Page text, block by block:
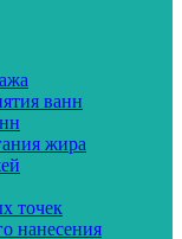
ванн
жира
точек
нанесения